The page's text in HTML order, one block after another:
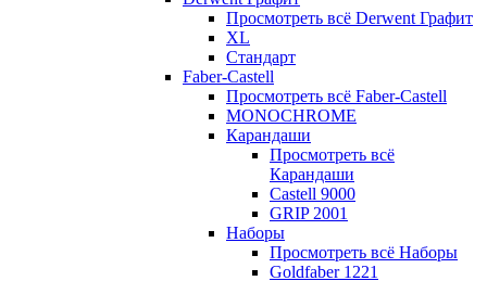
Просмотреть всё Derwent Графит
XL
Стандарт
Faber-Castell
Просмотреть всё Faber-Castell
MONOCHROME
Карандаши
Просмотреть всё
Карандаши
Castell 9000
GRIP 2001
Наборы
Просмотреть всё Наборы
Goldfaber 1221